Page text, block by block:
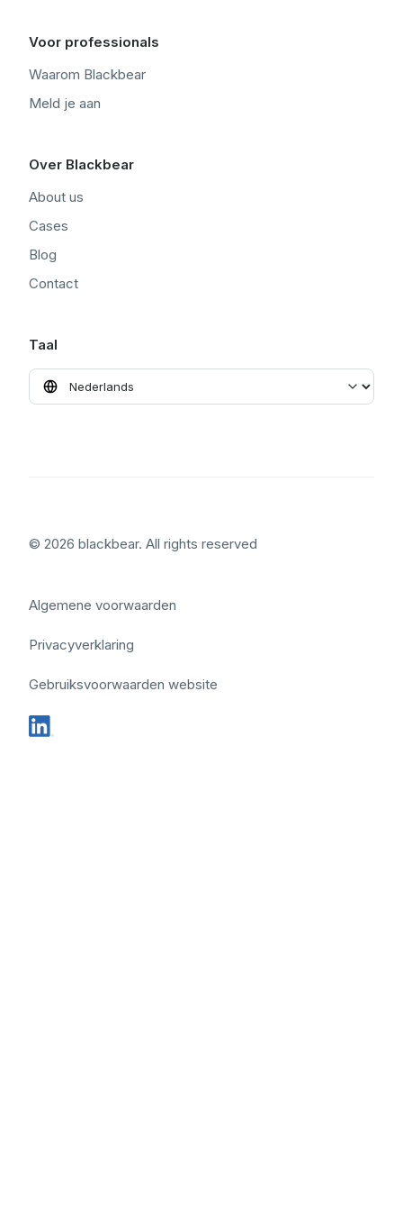
Voor professionals
Waarom Blackbear
Meld je aan
Over Blackbear
About us
Cases
Blog
Contact
Taal
© 2026 blackbear. All rights reserved
Algemene voorwaarden
Privacyverklaring
Gebruiksvoorwaarden website